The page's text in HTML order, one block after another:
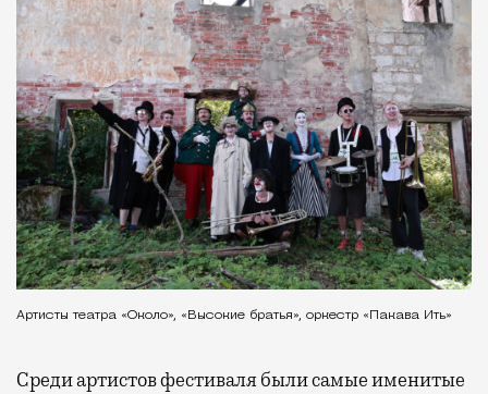
Артисты театра «Около», «Высокие братья», оркестр «Пакава Ить»
Среди артистов фестиваля были самые именитые